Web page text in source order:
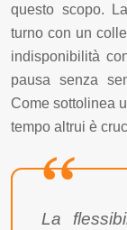
questo scopo.
turno con un
indisponibilità
pausa senza
Come sottolinea
tempo altrui è
La